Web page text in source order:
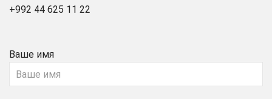
+992 44 625 11 22
Ваше имя